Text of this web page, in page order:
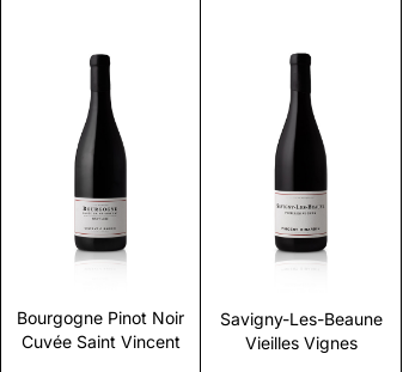
Bourgogne Pinot Noir
Cuvée Saint Vincent
Scopri
Savigny-Les-Beaune
Vieilles Vignes
Scopri